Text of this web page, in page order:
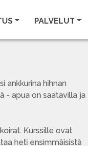
PALVELUT
ankkurina hihnan
- apua on saatavilla ja
Kurssille ovat
heti ensimmäisistä